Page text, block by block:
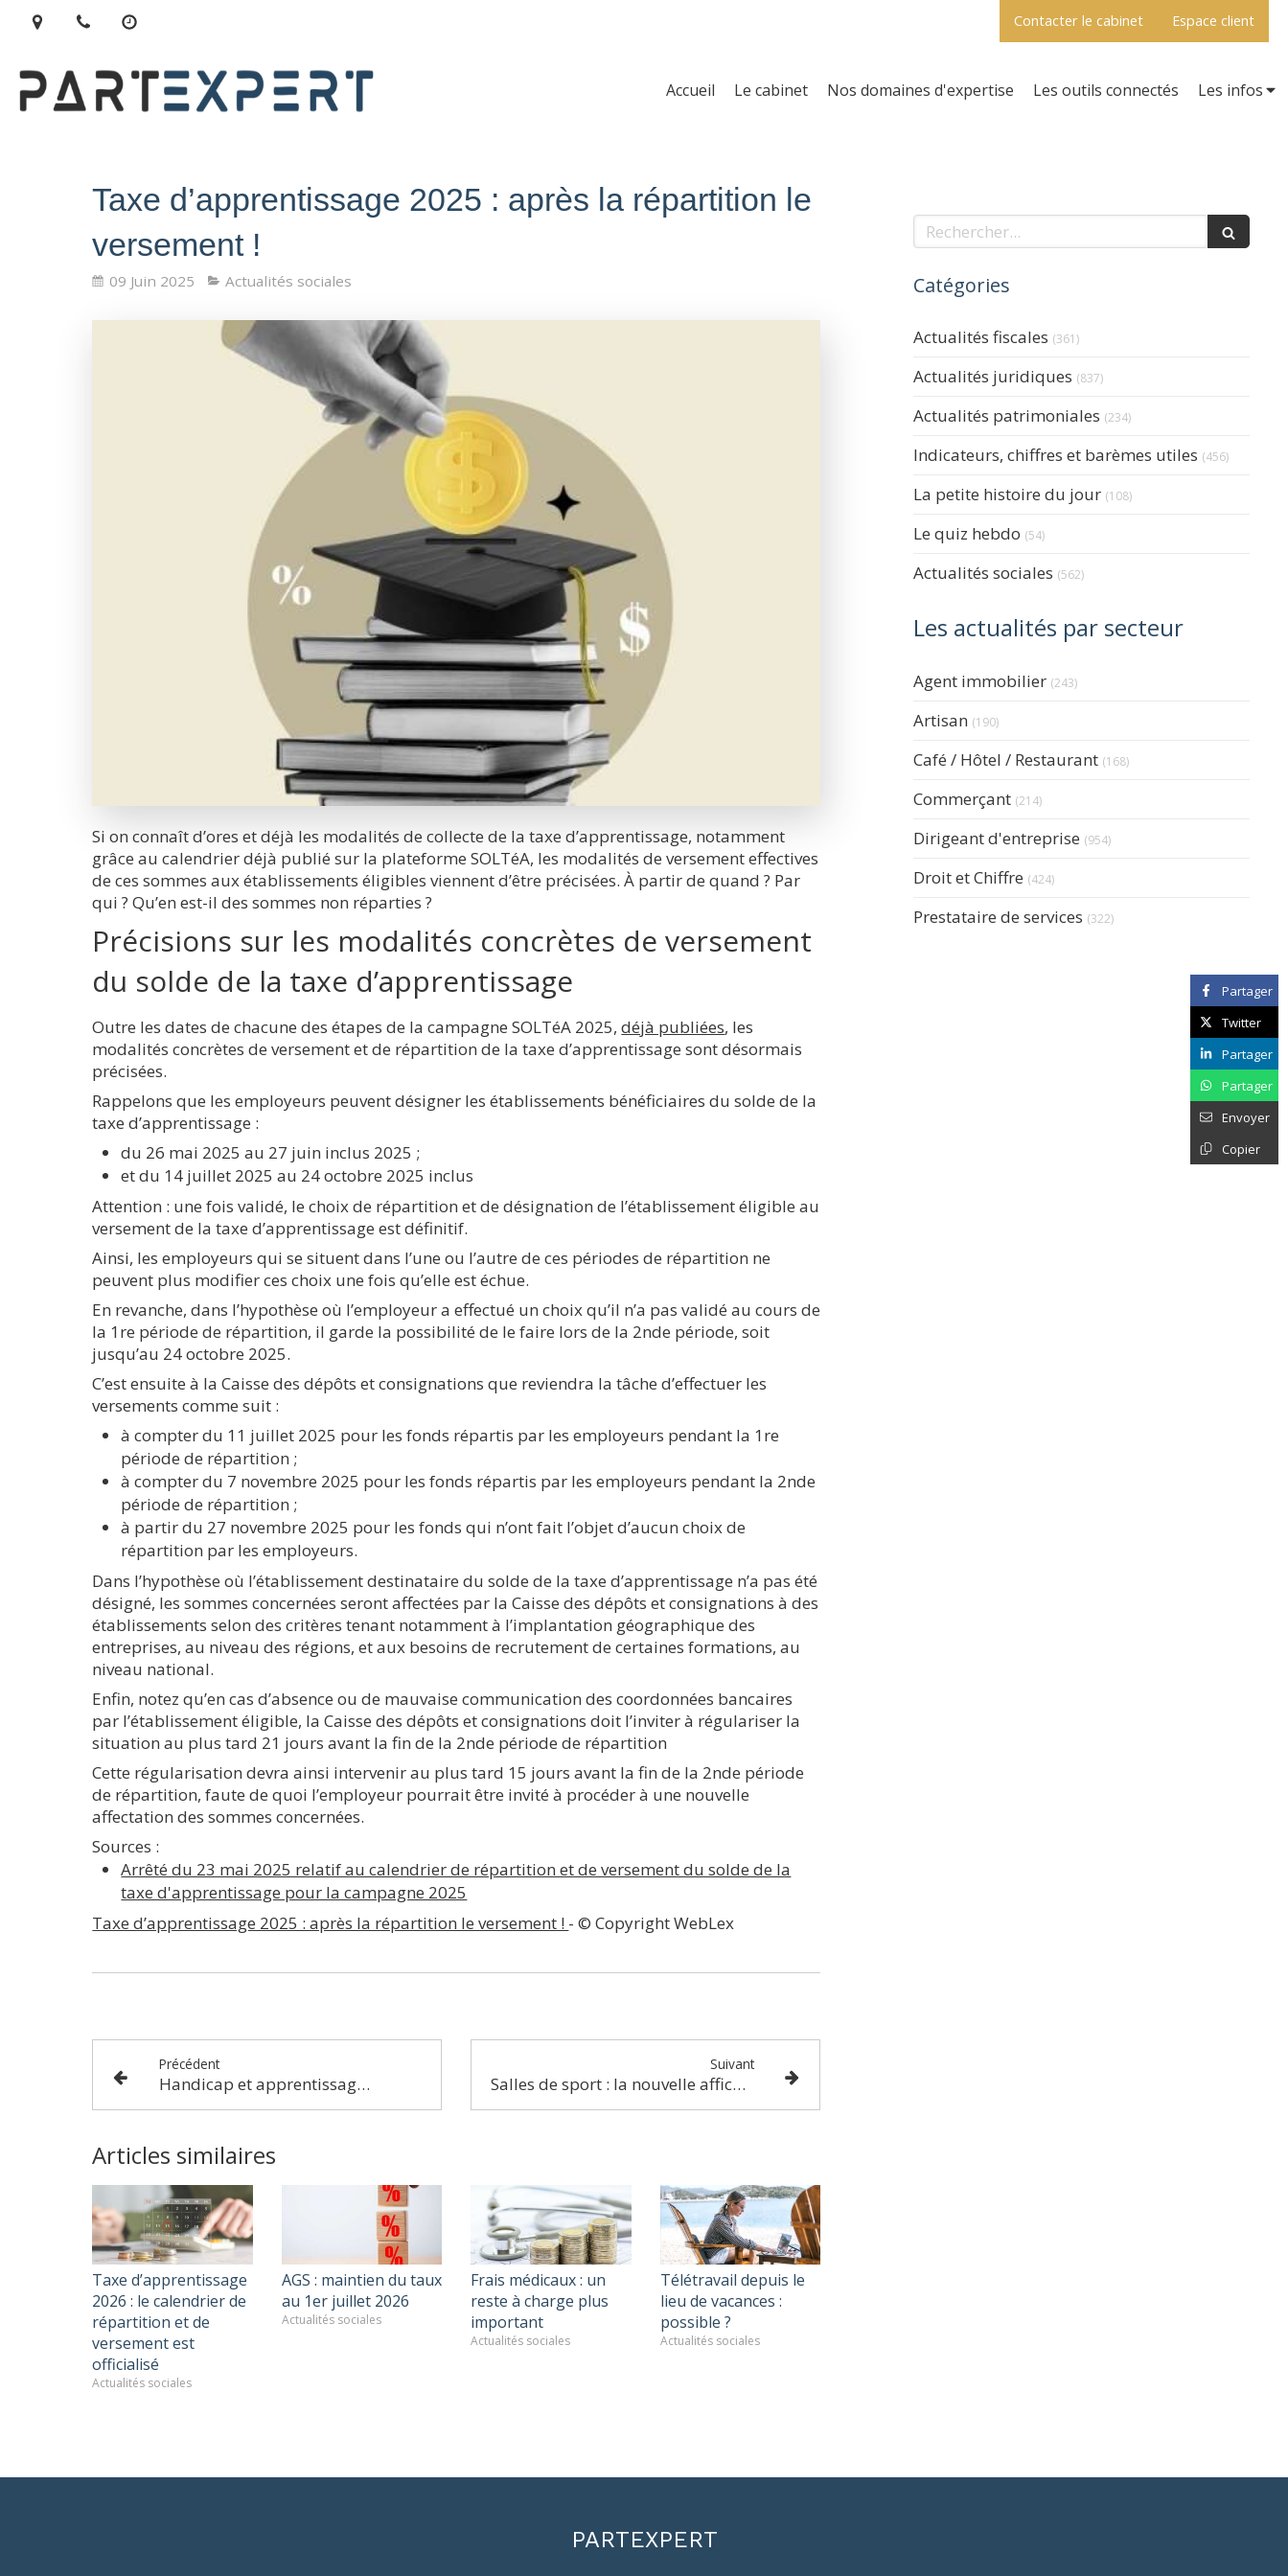
Espace client
Contacter le cabinet
Accueil Le cabinet Nos domaines d'expertise Les outils connectés Les infos
Taxe d’apprentissage 2025 : après la répartition le
versement !
09 Juin 2025 Actualités sociales
Si on connaît d’ores et déjà les modalités de collecte de la taxe d’apprentissage, notamment
grâce au calendrier déjà publié sur la plateforme SOLTéA, les modalités de versement effectives
de ces sommes aux établissements éligibles viennent d’être précisées. À partir de quand ? Par
qui ? Qu’en est-il des sommes non réparties ?
Précisions sur les modalités concrètes de versement
du solde de la taxe d’apprentissage
Outre les dates de chacune des étapes de la campagne SOLTéA 2025,déjà publiées, les
modalités concrètes de versement et de répartition de la taxe d’apprentissage sont désormais
précisées.
Rappelons que les employeurs peuvent désigner les établissements bénéficiaires du solde de la
taxe d’apprentissage :
du 26 mai 2025 au 27 juin inclus 2025 ;
et du 14 juillet 2025 au 24 octobre 2025 inclus
Attention : une fois validé, le choix de répartition et de désignation de l’établissement éligible au
versement de la taxe d’apprentissage est définitif.
Ainsi, les employeurs qui se situent dans l’une ou l’autre de ces périodes de répartition ne
peuvent plus modifier ces choix une fois qu’elle est échue.
En revanche, dans l’hypothèse où l’employeur a effectué un choix qu’il n’a pas validé au cours de
la 1re période de répartition, il garde la possibilité de le faire lors de la 2nde période, soit
jusqu’au 24 octobre 2025.
C’est ensuite à la Caisse des dépôts et consignations que reviendra la tâche d’effectuer les
versements comme suit :
à compter du 11 juillet 2025 pour les fonds répartis par les employeurs pendant la 1re
période de répartition ;
à compter du 7 novembre 2025 pour les fonds répartis par les employeurs pendant la 2nde
période de répartition ;
à partir du 27 novembre 2025 pour les fonds qui n’ont fait l’objet d’aucun choix de
répartition par les employeurs.
Dans l’hypothèse où l’établissement destinataire du solde de la taxe d’apprentissage n’a pas été
désigné, les sommes concernées seront affectées par la Caisse des dépôts et consignations à des
établissements selon des critères tenant notamment à l’implantation géographique des
entreprises, au niveau des régions, et aux besoins de recrutement de certaines formations, au
niveau national.
Enfin, notez qu’en cas d’absence ou de mauvaise communication des coordonnées bancaires
par l’établissement éligible, la Caisse des dépôts et consignations doit l’inviter à régulariser la
situation au plus tard 21 jours avant la fin de la 2nde période de répartition
Cette régularisation devra ainsi intervenir au plus tard 15 jours avant la fin de la 2nde période
de répartition, faute de quoi l’employeur pourrait être invité à procéder à une nouvelle
affectation des sommes concernées.
Sources :
Arrêté du 23 mai 2025 relatif au calendrier de répartition et de versement du solde de la
taxe d'apprentissage pour la campagne 2025
Taxe d’apprentissage 2025 : après la répartition le versement ! - © Copyright WebLex
Précédent
Handicap et apprentissage : un guide pour les employeurs et les apprentis
Suivant
Salles de sport : la nouvelle affiche est là !
Articles similaires
Taxe d’apprentissage
2026 : le calendrier de
répartition et de
versement est
officialisé
Actualités sociales
AGS : maintien du taux
au 1er juillet 2026
Actualités sociales
Frais médicaux : un
reste à charge plus
important
Actualités sociales
Télétravail depuis le
lieu de vacances :
possible ?
Actualités sociales
Partager
Twitter
Partager
Partager
Envoyer
Copier
Rechercher
Catégories
Actualités fiscales (361)
Actualités juridiques (837)
Actualités patrimoniales (234)
Indicateurs, chiffres et barèmes utiles (456)
La petite histoire du jour (108)
Le quiz hebdo (54)
Actualités sociales (562)
Les actualités par secteur
Agent immobilier (243)Articles Count
Artisan (190)Articles Count
Café / Hôtel / Restaurant (168)Articles Count
Commerçant (214)Articles Count
Dirigeant d'entreprise (954)Articles Count
Droit et Chiffre (424)Articles Count
Prestataire de services (322)Articles Count
PARTEXPERT